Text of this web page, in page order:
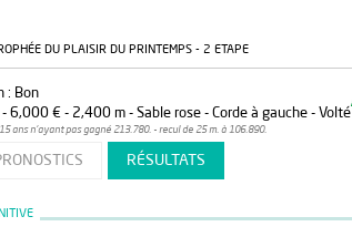
DU PLAISIR DU PRINTEMPS - 2 ETAPE
: Bon
6,000 € - 2,400 m - Sable rose - Corde à gauche - Volté
ans n'ayant pas gagné 213.780. - recul de 25 m. à 106.890.
RÉSULTATS